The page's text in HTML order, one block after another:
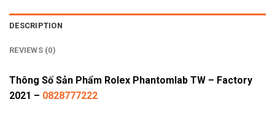
DESCRIPTION
REVIEWS (0)
Thông Số Sản Phẩm Rolex Phantomlab TW – Factory
2021 – 0828777222